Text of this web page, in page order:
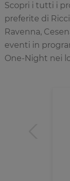
Scopri i tutti i
preferite di
Ravenna,
eventi in
One-Night nei